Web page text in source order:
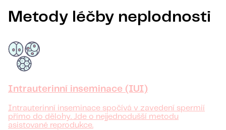
Metody léčby neplodnosti
Intrauterinní inseminace (IUI)
Intrauterinní inseminace spočívá v zavedení spermií
přímo do dělohy. Jde o nejjednodušší metodu
asistované reprodukce.